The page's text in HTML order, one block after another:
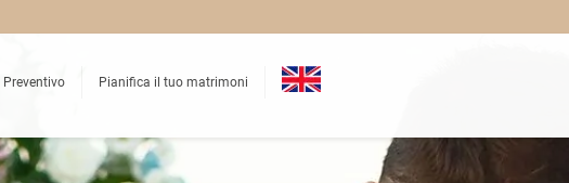
Preventivo Pianifica il tuo matrimoni